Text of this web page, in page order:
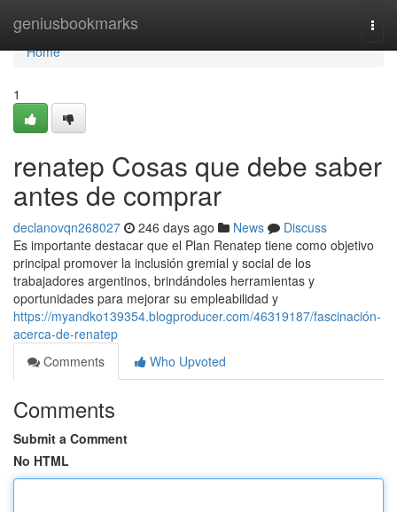
geniusbookmarks
Home
Home
1
renatep Cosas que debe saber
antes de comprar
declanovqn268027 246 days ago News
Discuss
Es importante destacar que el Plan Renatep tiene como objetivo
principal promover la inclusión gremial y social de los
trabajadores argentinos, brindándoles herramientas y
oportunidades para mejorar su empleabilidad y
https://myandko139354.blogproducer.com/46319187/fascinación-
acerca-de-renatep
Comments
Who Upvoted
Comments
Submit a Comment
No HTML